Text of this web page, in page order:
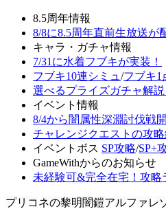
8.5周年情報
8/8に8.5周年直前生放送が
キャラ・ガチャ情報
7/31に水着フブキが実装！
フブキ10連シミュ /フブキ1
選べるプライズガチャ解説
イベント情報
8/4から闇属性深淵討伐戦開
チャレンジクエストの攻略
イベントボス SP攻略/SP+
GameWithからのお知らせ
未経験可&完全在宅！攻略
プリコネの黎明闇鎧アルファレ